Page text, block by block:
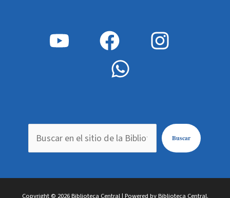
Buscar
Copyright © 2026 Biblioteca Central | Powered by Biblioteca Central.